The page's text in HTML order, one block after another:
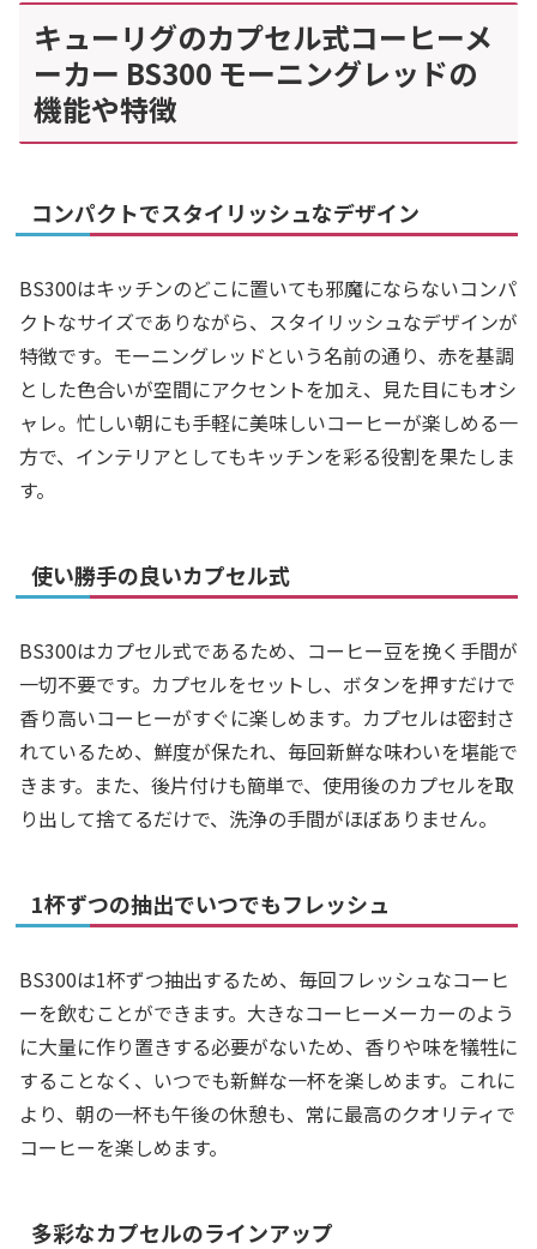
キューリグのカプセル式コーヒーメ
ーカー BS300 モーニングレッドの
機能や特徴
コンパクトでスタイリッシュなデザイン
BS300はキッチンのどこに置いても邪魔にならないコンパ
クトなサイズでありながら、スタイリッシュなデザインが
特徴です。モーニングレッドという名前の通り、赤を基調
とした色合いが空間にアクセントを加え、見た目にもオシ
ャレ。忙しい朝にも手軽に美味しいコーヒーが楽しめる一
方で、インテリアとしてもキッチンを彩る役割を果たしま
す。
使い勝手の良いカプセル式
BS300はカプセル式であるため、コーヒー豆を挽く手間が
一切不要です。カプセルをセットし、ボタンを押すだけで
香り高いコーヒーがすぐに楽しめます。カプセルは密封さ
れているため、鮮度が保たれ、毎回新鮮な味わいを堪能で
きます。また、後片付けも簡単で、使用後のカプセルを取
り出して捨てるだけで、洗浄の手間がほぼありません。
1杯ずつの抽出でいつでもフレッシュ
BS300は1杯ずつ抽出するため、毎回フレッシュなコーヒ
ーを飲むことができます。大きなコーヒーメーカーのよう
に大量に作り置きする必要がないため、香りや味を犠牲に
することなく、いつでも新鮮な一杯を楽しめます。これに
より、朝の一杯も午後の休憩も、常に最高のクオリティで
コーヒーを楽しめます。
多彩なカプセルのラインアップ